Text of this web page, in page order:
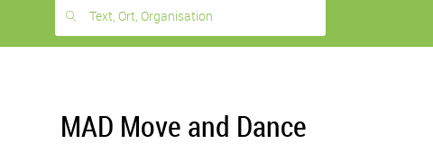
Text, Ort, Organisation
MAD Move and Dance